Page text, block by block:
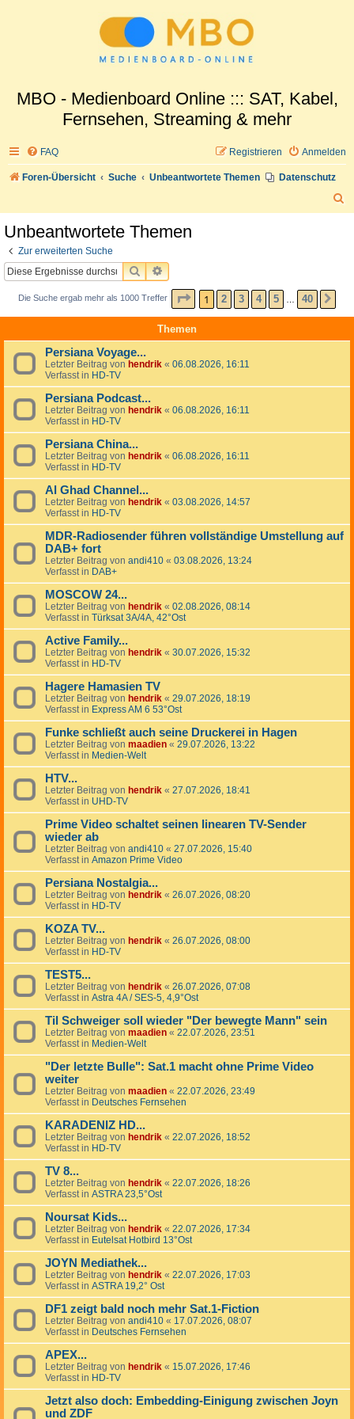
MBO - Medienboard Online ::: SAT, Kabel,
Fernsehen, Streaming & mehr
FAQ Anmelden
Registrieren
Foren-Übersicht Suche Unbeantwortete Themen
Datenschutz
Unbeantwortete Themen
Zur erweiterten Suche
SUCHEERWEITERTE SUCHE
Die Suche ergab mehr als 1000 Treffer SEITE1 VON40
1 2 3 4 5 40
Themen
Persiana Voyage...
Letzter Beitrag von hendrik « 06.08.2026, 16:11
Verfasst in HD-TV
Persiana Podcast...
Letzter Beitrag von hendrik « 06.08.2026, 16:11
Verfasst in HD-TV
Persiana China...
Letzter Beitrag von hendrik « 06.08.2026, 16:11
Verfasst in HD-TV
Al Ghad Channel...
Letzter Beitrag von hendrik « 03.08.2026, 14:57
Verfasst in HD-TV
MDR-Radiosender führen vollständige Umstellung auf
DAB+ fort
Letzter Beitrag von andi410 « 03.08.2026, 13:24
Verfasst in DAB+
MOSCOW 24...
Letzter Beitrag von hendrik « 02.08.2026, 08:14
Verfasst in Türksat 3A/4A, 42°Ost
Active Family...
Letzter Beitrag von hendrik « 30.07.2026, 15:32
Verfasst in HD-TV
Hagere Hamasien TV
Letzter Beitrag von hendrik « 29.07.2026, 18:19
Verfasst in Express AM 6 53°Ost
Funke schließt auch seine Druckerei in Hagen
Letzter Beitrag von maadien « 29.07.2026, 13:22
Verfasst in Medien-Welt
HTV...
Letzter Beitrag von hendrik « 27.07.2026, 18:41
Verfasst in UHD-TV
Prime Video schaltet seinen linearen TV-Sender
wieder ab
Letzter Beitrag von andi410 « 27.07.2026, 15:40
Verfasst in Amazon Prime Video
Persiana Nostalgia...
Letzter Beitrag von hendrik « 26.07.2026, 08:20
Verfasst in HD-TV
KOZA TV...
Letzter Beitrag von hendrik « 26.07.2026, 08:00
Verfasst in HD-TV
TEST5...
Letzter Beitrag von hendrik « 26.07.2026, 07:08
Verfasst in Astra 4A / SES-5, 4,9°Ost
Til Schweiger soll wieder "Der bewegte Mann" sein
Letzter Beitrag von maadien « 22.07.2026, 23:51
Verfasst in Medien-Welt
"Der letzte Bulle": Sat.1 macht ohne Prime Video
weiter
Letzter Beitrag von maadien « 22.07.2026, 23:49
Verfasst in Deutsches Fernsehen
KARADENIZ HD...
Letzter Beitrag von hendrik « 22.07.2026, 18:52
Verfasst in HD-TV
TV 8...
Letzter Beitrag von hendrik « 22.07.2026, 18:26
Verfasst in ASTRA 23,5°Ost
Noursat Kids...
Letzter Beitrag von hendrik « 22.07.2026, 17:34
Verfasst in Eutelsat Hotbird 13°Ost
JOYN Mediathek...
Letzter Beitrag von hendrik « 22.07.2026, 17:03
Verfasst in ASTRA 19,2° Ost
DF1 zeigt bald noch mehr Sat.1-Fiction
Letzter Beitrag von andi410 « 17.07.2026, 08:07
Verfasst in Deutsches Fernsehen
APEX...
Letzter Beitrag von hendrik « 15.07.2026, 17:46
Verfasst in HD-TV
Jetzt also doch: Embedding-Einigung zwischen Joyn
und ZDF